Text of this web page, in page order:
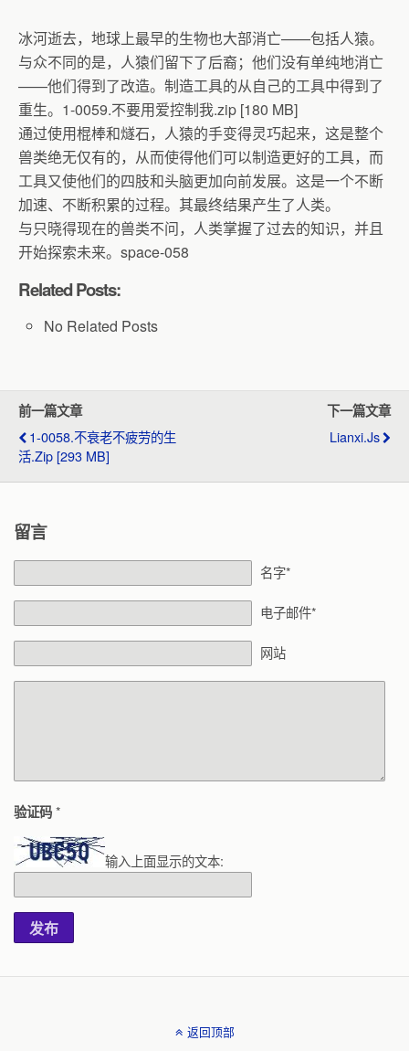
冰河逝去，地球上最早的生物也大部消亡——包括人猿。
与众不同的是，人猿们留下了后裔；他们没有单纯地消亡
——他们得到了改造。制造工具的从自己的工具中得到了
重生。1-0059.不要用爱控制我.zip [180 MB]
通过使用棍棒和燧石，人猿的手变得灵巧起来，这是整个
兽类绝无仅有的，从而使得他们可以制造更好的工具，而
工具又使他们的四肢和头脑更加向前发展。这是一个不断
加速、不断积累的过程。其最终结果产生了人类。
与只晓得现在的兽类不问，人类掌握了过去的知识，并且
开始探索未来。space-058
Related Posts:
No Related Posts
前一篇文章
1-0058.不衰老不疲劳的生
活.zip [293 MB]
下一篇文章
Lianxi.js
留言
名字*
电子邮件*
网站
验证码 *
输入上面显示的文本:
发布
返回顶部